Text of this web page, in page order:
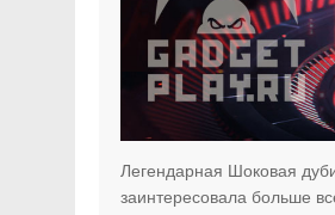
Легендарная Шоковая
заинтересовала больше